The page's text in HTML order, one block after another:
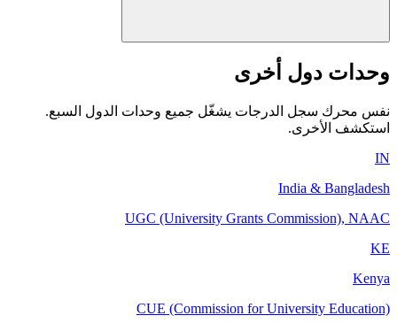
وحدات دول أخرى
نفس محرك سجل الدرجات يشغّل جميع وحدات الدول السبع.
استكشف الأخرى.
IN
India & Bangladesh
UGC (University Grants Commission), NAAC
KE
Kenya
CUE (Commission for University Education)